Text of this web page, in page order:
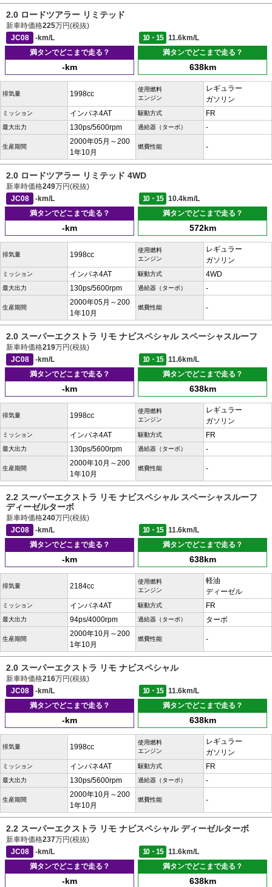
2.0 ロードツアラー リミテッド
新車時価格225万円(税抜)
JC08
-km/L 10・15
11.6km/L
満タンでどこまで走る？
-km
満タンでどこまで走る？
638km
排気量 1998cc
使用燃料
エンジン
レギュラー
ガソリン
ミッション インパネ4AT 駆動方式 FR
最大出力 130ps/5600rpm 過給器（ターボ） -
生産期間
2000年05月～200
1年10月
燃費性能 -
2.0 ロードツアラー リミテッド 4WD
新車時価格249万円(税抜)
JC08
-km/L 10・15
10.4km/L
満タンでどこまで走る？
-km
満タンでどこまで走る？
572km
排気量 1998cc
使用燃料
エンジン
レギュラー
ガソリン
ミッション インパネ4AT 駆動方式 4WD
最大出力 130ps/5600rpm 過給器（ターボ） -
生産期間
2000年05月～200
1年10月
燃費性能 -
2.0 スーパーエクストラ リモ ナビスペシャル スペーシャスルーフ
新車時価格219万円(税抜)
JC08
-km/L 10・15
11.6km/L
満タンでどこまで走る？
-km
満タンでどこまで走る？
638km
排気量 1998cc
使用燃料
エンジン
レギュラー
ガソリン
ミッション インパネ4AT 駆動方式 FR
最大出力 130ps/5600rpm 過給器（ターボ） -
生産期間
2000年10月～200
1年10月
燃費性能 -
2.2 スーパーエクストラ リモ ナビスペシャル スペーシャスルーフ
ディーゼルターボ
新車時価格240万円(税抜)
JC08
-km/L 10・15
11.6km/L
満タンでどこまで走る？
-km
満タンでどこまで走る？
638km
排気量 2184cc
使用燃料
エンジン
軽油
ディーゼル
ミッション インパネ4AT 駆動方式 FR
最大出力 94ps/4000rpm 過給器（ターボ） ターボ
生産期間
2000年10月～200
1年10月
燃費性能 -
2.0 スーパーエクストラ リモ ナビスペシャル
新車時価格216万円(税抜)
JC08
-km/L 10・15
11.6km/L
満タンでどこまで走る？
-km
満タンでどこまで走る？
638km
排気量 1998cc
使用燃料
エンジン
レギュラー
ガソリン
ミッション インパネ4AT 駆動方式 FR
最大出力 130ps/5600rpm 過給器（ターボ） -
生産期間
2000年10月～200
1年10月
燃費性能 -
2.2 スーパーエクストラ リモ ナビスペシャル ディーゼルターボ
新車時価格237万円(税抜)
JC08
-km/L 10・15
11.6km/L
満タンでどこまで走る？
-km
満タンでどこまで走る？
638km